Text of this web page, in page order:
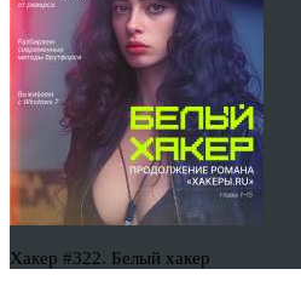
Хакер #322. Белый хакер